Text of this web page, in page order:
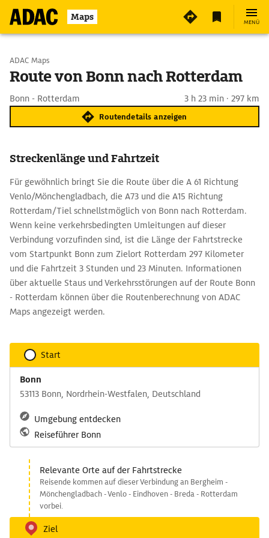
Maps MENÜ
Start wählen
ADAC Maps
Route von Bonn nach Rotterdam
Bonn - Rotterdam 3 h 23 min · 297 km
Routendetails anzeigen
Streckenlänge und Fahrtzeit
Für gewöhnlich bringt Sie die Route über die A 61 Richtung
Venlo/Mönchengladbach, die A73 und die A15 Richtung
Rotterdam/Tiel schnellstmöglich von Bonn nach Rotterdam.
Wenn keine verkehrsbedingten Umleitungen auf dieser
Verbindung vorzufinden sind, ist die Länge der Fahrtstrecke
vom Startpunkt Bonn zum Zielort Rotterdam 297 Kilometer
und die Fahrtzeit 3 Stunden und 23 Minuten. Informationen
über aktuelle Staus und Verkehrsstörungen auf der Route Bonn
- Rotterdam können über die Routenberechnung von ADAC
Maps angezeigt werden.
Start
Bonn
53113 Bonn, Nordrhein-Westfalen, Deutschland
Umgebung entdecken
Reiseführer Bonn
Relevante Orte auf der Fahrtstrecke
Reisende kommen auf dieser Verbindung an Bergheim -
Mönchengladbach - Venlo - Eindhoven - Breda - Rotterdam
vorbei.
Ziel